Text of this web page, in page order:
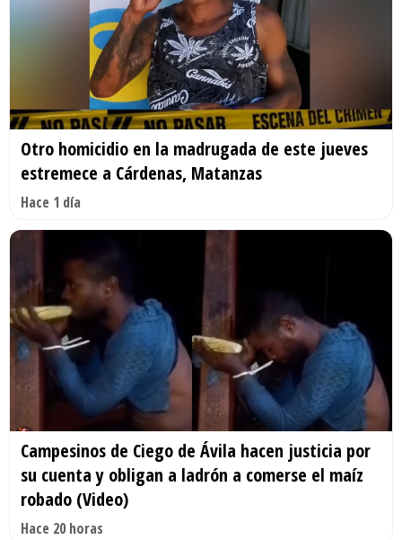
Otro homicidio en la madrugada de este jueves
estremece a Cárdenas, Matanzas
Hace 1 día
Campesinos de Ciego de Ávila hacen justicia por
su cuenta y obligan a ladrón a comerse el maíz
robado (Video)
Hace 20 horas